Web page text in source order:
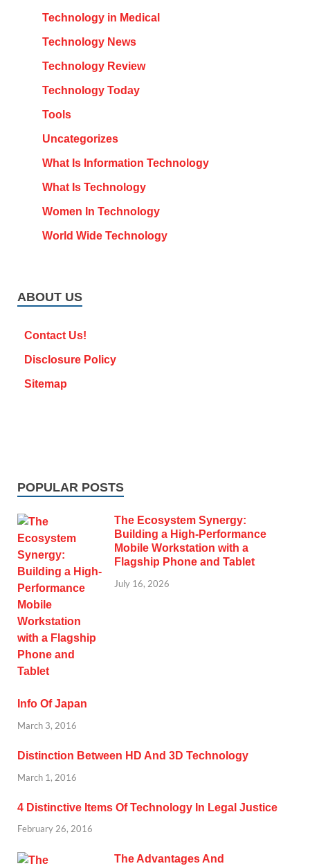
Technology in Medical
Technology News
Technology Review
Technology Today
Tools
Uncategorizes
What Is Information Technology
What Is Technology
Women In Technology
World Wide Technology
ABOUT US
Contact Us!
Disclosure Policy
Sitemap
POPULAR POSTS
The Ecosystem Synergy:
Building a High-Performance
Mobile Workstation with a
Flagship Phone and Tablet
July 16, 2026
Info Of Japan
March 3, 2016
Distinction Between HD And 3D Technology
March 1, 2016
4 Distinctive Items Of Technology In Legal Justice
February 26, 2016
The Advantages And